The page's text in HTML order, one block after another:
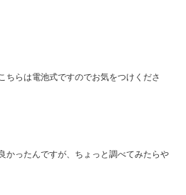
ちらは電池式ですのでお気をつけくださ
かったんですが、ちょっと調べてみたらや